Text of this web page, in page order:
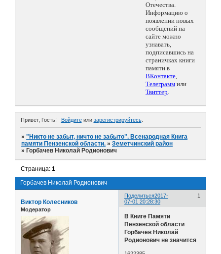
Отечества.
Информацию о
появлении новых
сообщений на
сайте можно
узнавать,
подписавшись на
страничках книги
памяти в
ВКонтакте,
Телеграмм или
Твиттер.
Привет, Гость! Войдитеили зарегистрируйтесь.
»"Никто не забыт, ничто не забыто". Всенародная Книга
памяти Пензенской области. »Земетчинский район
» Горбачев Николай Родионович
Горбачев Николай Родионович
Страница:1
Поделиться 1
2017-
07-01 20:28:30
Виктор Колесников
Модератор
В Книге Памяти
Пензенской области
Горбачев Николай
Родионович не значится